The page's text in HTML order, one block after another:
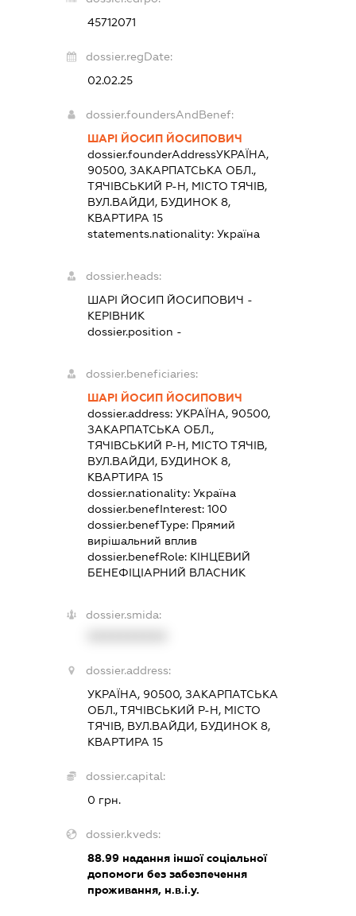
45712071
dossier.regDate:
02.02.25
dossier.foundersAndBenef:
ШАРІ ЙОСИП ЙОСИПОВИЧ
dossier.founderAddressУКРАЇНА,
90500, ЗАКАРПАТСЬКА ОБЛ.,
ТЯЧІВСЬКИЙ Р-Н, МІСТО ТЯЧІВ,
ВУЛ.ВАЙДИ, БУДИНОК 8,
КВАРТИРА 15
statements.nationality:Україна
dossier.heads:
ШАРІ ЙОСИП ЙОСИПОВИЧ -
КЕРІВНИК
dossier.position -
dossier.beneficiaries:
ШАРІ ЙОСИП ЙОСИПОВИЧ
dossier.address:УКРАЇНА, 90500,
ЗАКАРПАТСЬКА ОБЛ.,
ТЯЧІВСЬКИЙ Р-Н, МІСТО ТЯЧІВ,
ВУЛ.ВАЙДИ, БУДИНОК 8,
КВАРТИРА 15
dossier.nationality:Україна
dossier.benefInterest:100
dossier.benefType: Прямий
вирішальний вплив
dossier.benefRole: КІНЦЕВИЙ
БЕНЕФІЦІАРНИЙ ВЛАСНИК
dossier.smida:
dossier.address:
УКРАЇНА, 90500, ЗАКАРПАТСЬКА
ОБЛ., ТЯЧІВСЬКИЙ Р-Н, МІСТО
ТЯЧІВ, ВУЛ.ВАЙДИ, БУДИНОК 8,
КВАРТИРА 15
dossier.capital:
0 грн.
dossier.kveds:
88.99 надання іншої соціальної
допомоги без забезпечення
проживання, н.в.і.у.